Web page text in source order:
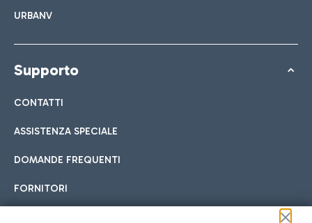
URBANV
Supporto
CONTATTI
ASSISTENZA SPECIALE
DOMANDE FREQUENTI
FORNITORI